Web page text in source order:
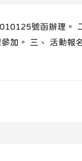
號函辦理。
加。 三、 活動